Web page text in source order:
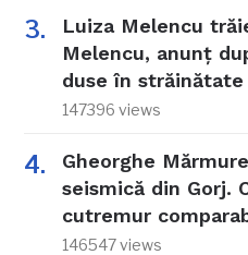
Luiza Melencu
Melencu, anunț
duse în
147396 views
Gheorghe
seismică din Gorj.
cutremur
146547 views